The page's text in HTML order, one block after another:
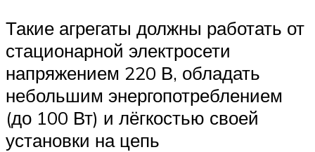
Такие агрегаты должны работать от
стационарной электросети
напряжением 220 В, обладать
небольшим энергопотреблением
(до 100 Вт) и лёгкостью своей
установки на цепь